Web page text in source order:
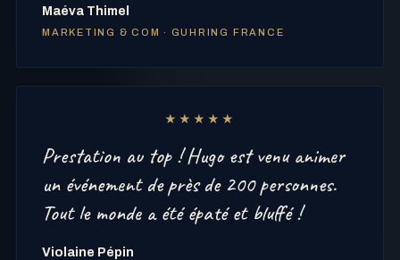
Maéva Thimel
MARKETING & COM · GUHRING FRANCE
★★★★★
Prestation au top ! Hugo est venu animer
un événement de près de 200 personnes.
Tout le monde a été épaté et bluffé !
Violaine Pépin